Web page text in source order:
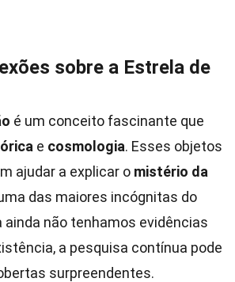
sobre a Estrela de
é um conceito fascinante que
e cosmologia. Esses objetos
ajudar a explicar o mistério da
das maiores incógnitas do
ainda não tenhamos evidências
a pesquisa contínua pode
surpreendentes.